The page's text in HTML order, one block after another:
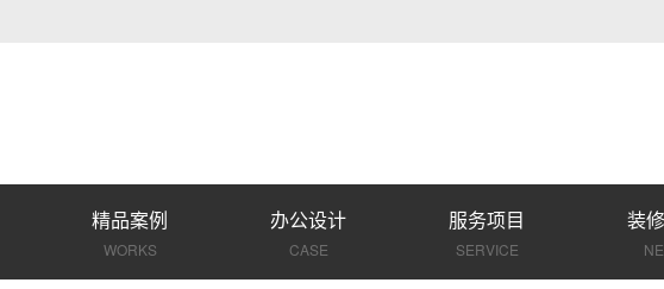
精品案例
WORKS
办公设计
CASE
服务项目
SERVICE
装